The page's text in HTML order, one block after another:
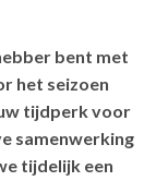
bent met
het seizoen
tijdperk voor
samenwerking
tijdelijk een